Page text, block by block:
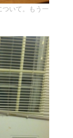
いて。もう一